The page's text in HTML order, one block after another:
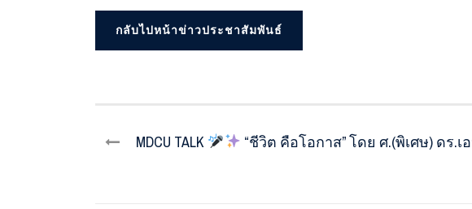
กลับไปหน้าข่าวประชาสัมพันธ์
MDCU TALK
“ชีวิต คือโอกาส” โดย ศ.(พิเศษ) ดร.